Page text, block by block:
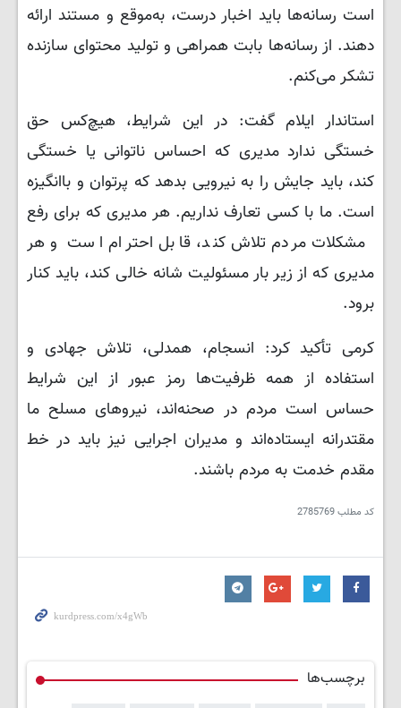
است رسانه‌ها باید اخبار درست، به‌موقع و مستند ارائه
دهند. از رسانه‌ها بابت همراهی و تولید محتوای سازنده
تشکر می‌کنم.
استاندار ایلام گفت: در این شرایط، هیچ‌کس حق
خستگی ندارد مدیری که احساس ناتوانی یا خستگی
کند، باید جایش را به نیرویی بدهد که پرتوان و باانگیزه
است. ما با کسی تعارف نداریم. هر مدیری که برای رفع
مشکلات مردم تلاش کند، قابل احترام است و هر
مدیری که از زیر بار مسئولیت شانه خالی کند، باید کنار
برود.
کرمی تأکید کرد: انسجام، همدلی، تلاش جهادی و
استفاده از همه ظرفیت‌ها رمز عبور از این شرایط
حساس است مردم در صحنه‌اند، نیروهای مسلح ما
مقتدرانه ایستاده‌اند و مدیران اجرایی نیز باید در خط
مقدم خدمت به مردم باشند.
کد مطلب2785769
برچسب‌ها